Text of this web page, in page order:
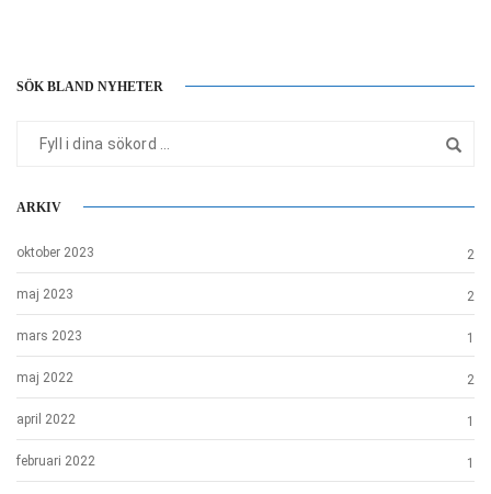
SÖK BLAND NYHETER
ARKIV
oktober 2023 2
maj 2023 2
mars 2023 1
maj 2022 2
april 2022 1
februari 2022 1